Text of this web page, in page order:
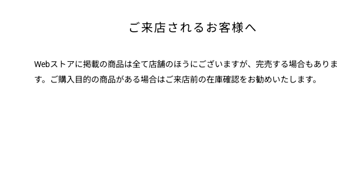
ご来店されるお客様へ
Webストアに掲載の商品は全て店舗のほうにございますが、完売する場合もありま
す。ご購入目的の商品がある場合はご来店前の在庫確認をお勧めいたします。